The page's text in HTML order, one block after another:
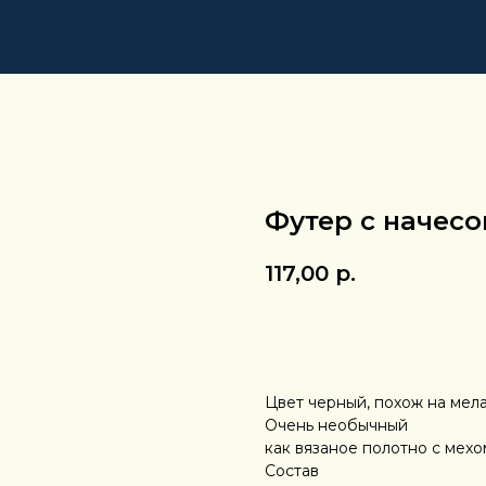
Футер с
117,00 р.
Цвет черный, похож на
Очень необычный
как вязаное полотно с
Состав